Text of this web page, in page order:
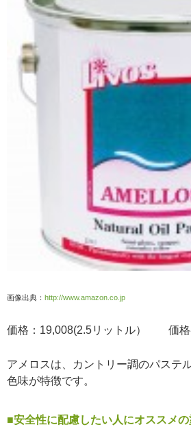
画像出典： http://www.amazon.co.jp
価格：19,008(2.5リットル） 価格
アメロスは、カントリー調のパステ
色味が特徴です。
■安全性に配慮したい人にオススメ